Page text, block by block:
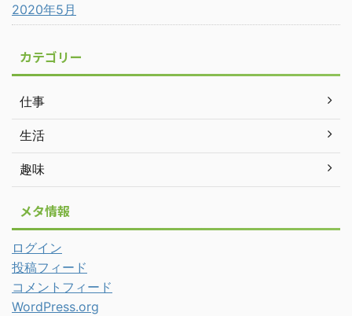
2020年5月
カテゴリー
仕事
生活
趣味
メタ情報
ログイン
投稿フィード
コメントフィード
WordPress.org